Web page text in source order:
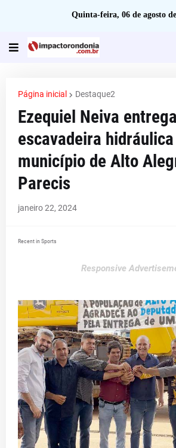
Quinta-feira, 06 de agosto
Página inicial Destaque2
Ezequiel Neiva entrega
escavadeira
município de Alto
Parecis
janeiro 22, 2024
Recent in Sports
Responsive